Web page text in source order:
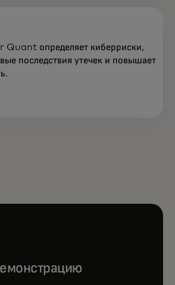
определяет киберриски,
последствия утечек и повышает